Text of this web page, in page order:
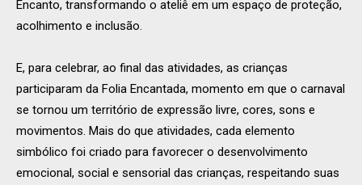
Encanto, transformando o ateliê em um espaço de proteção,
acolhimento e inclusão.
E, para celebrar, ao final das atividades, as crianças
participaram da Folia Encantada, momento em que o carnaval
se tornou um território de expressão livre, cores, sons e
movimentos. Mais do que atividades, cada elemento
simbólico foi criado para favorecer o desenvolvimento
emocional, social e sensorial das crianças, respeitando suas